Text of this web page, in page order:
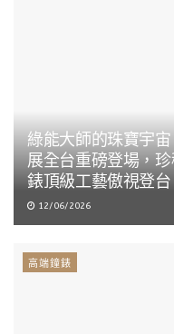
綠能大師的珠寶宇
展全台重磅登場，
錶頂級工藝傲視登台
12/06/2026
高端鐘錶